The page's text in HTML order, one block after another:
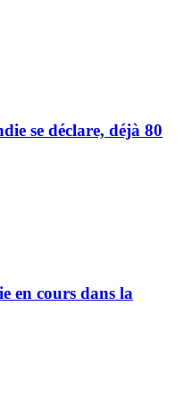
se déclare, déjà 80
en cours dans la